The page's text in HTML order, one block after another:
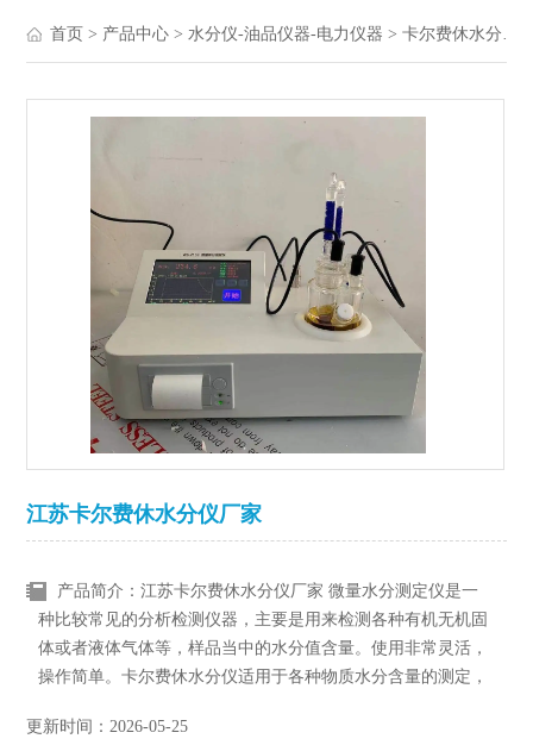
首页 > 产品中心 >水分仪-油品仪器-电力仪器 >卡尔费休水分仪/库仑滴定
江苏卡尔费休水分仪厂家
产品简介：江苏卡尔费休水分仪厂家 微量水分测定仪是一
种比较常见的分析检测仪器，主要是用来检测各种有机无机固
体或者液体气体等，样品当中的水分值含量。使用非常灵活，
操作简单。卡尔费休水分仪适用于各种物质水分含量的测定，
可连接水分气化装置进行测量。当与水分气化装置联用时，自
更新时间：2026-05-25